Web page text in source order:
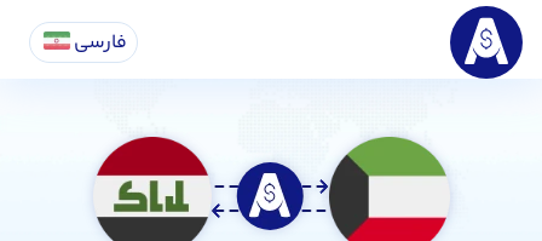
فارسی